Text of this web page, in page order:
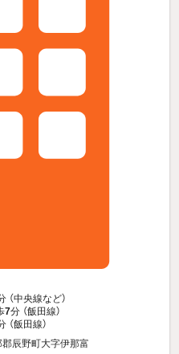
（中央線など）
7分 （飯田線）
（飯田線）
辰野町大字伊那富